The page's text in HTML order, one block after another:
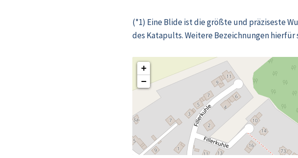
(*1) Eine Blide ist die größte und präziseste
des Katapults. Weitere Bezeichnungen
+
−